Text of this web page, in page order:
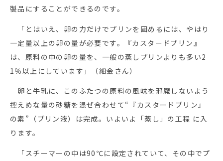
製品にすることができるのです。
「とはいえ、卵の力だけでプリンを固めるには、やはり
一定量以上の卵の量が必要です。『カスタードプリン』
は、原料の中の卵の量を、一般の蒸しプリンよりも多い2
1％以上にしています」（細金さん）
卵と牛乳に、このふたつの原料の風味を邪魔しないよう
控えめな量の砂糖を混ぜ合わせて“『カスタードプリン』
の素”（プリン液）は完成。いよいよ「蒸し」の工程 に入
ります。
「スチーマーの中は90℃に設定されていて、その中でプ